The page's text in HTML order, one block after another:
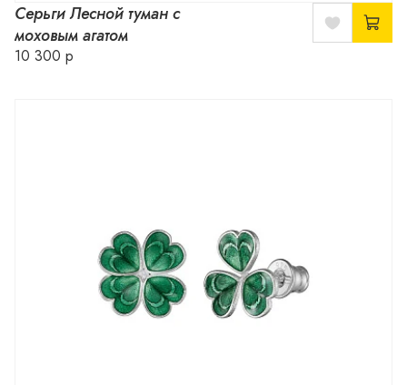
Серьги Лесной туман с
моховым агатом
10 300 р